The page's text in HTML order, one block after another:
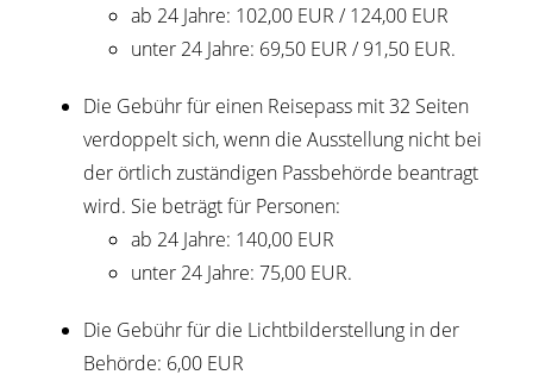
ab 24 Jahre: 102,00 EUR / 124,00 EUR
unter 24 Jahre: 69,50 EUR / 91,50 EUR.
Die Gebühr für einen Reisepass mit 32 Seiten
verdoppelt sich,wenn die Ausstellung nicht bei
der örtlich zuständigen Passbehörde beantragt
wird. Sie beträgt für Personen:
ab 24 Jahre: 140,00 EUR
unter 24 Jahre: 75,00 EUR.
Die Gebühr für die Lichtbilderstellung in der
Behörde: 6,00 EUR